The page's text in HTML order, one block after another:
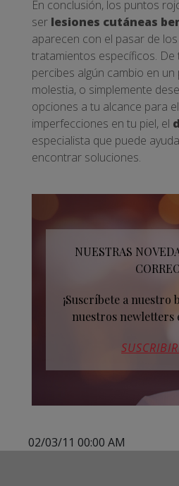
En conclusión, los puntos
ser lesiones cutáneas
aparecen con el pasar de
tratamientos específicos.
percibes algún cambio en
molestia, o simplemente
opciones a tu alcance para
imperfecciones en tu piel, el
especialista que puede
encontrar soluciones.
NUESTRAS
¡Suscríbete a nuestro
nuestros newletters
02/03/11 00:00 AM